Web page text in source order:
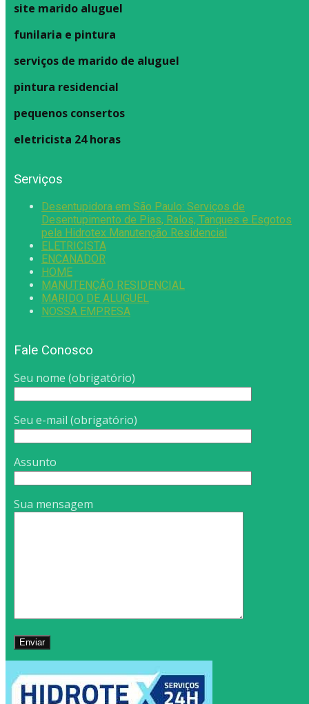
site marido aluguel
funilaria e pintura
serviços de marido de aluguel
pintura residencial
pequenos consertos
eletricista 24 horas
Serviços
Desentupidora em São Paulo: Serviços de
Desentupimento de Pias, Ralos, Tanques e Esgotos
pela Hidrotex Manutenção Residencial
ELETRICISTA
ENCANADOR
HOME
MANUTENÇÃO RESIDENCIAL
MARIDO DE ALUGUEL
NOSSA EMPRESA
Fale Conosco
Seu nome (obrigatório)
Seu e-mail (obrigatório)
Assunto
Sua mensagem